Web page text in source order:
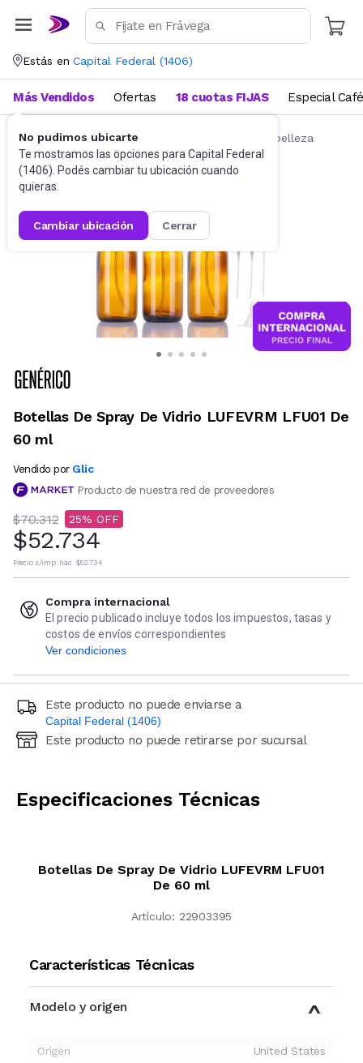
Estás en Capital Federal (1406)
No pudimos ubicarte
Te mostramos las opciones para Capital Federal
(1406). Podés cambiar tu ubicación cuando
quieras.
cambiar ubicación cerrar
Más Vendidos Ofertas 18 cuotas FIJAS Especial Café
Belleza y Cuidado Corporal Accesorios de belleza
Botellas De Spray De Vidrio LUFEVRM LFU01 De
60 ml
Vendido por Glic
Producto de nuestra red de proveedores
$70.312 25
$52.734
Precio s/imp. nac. $52.734
Compra internacional
El precio publicado incluye todos los impuestos, tasas y
costos de envíos correspondientes
Ver condiciones
Este producto no puede enviarse a
Capital Federal (1406)
Ingresá código postal (sólo números)
Este producto no puede retirarse por sucursal
Especificaciones Técnicas
Botellas De Spray De Vidrio LUFEVRM LFU01
De 60 ml
Artículo: 22903395
Características Técnicas
Modelo y origen
Origen United States